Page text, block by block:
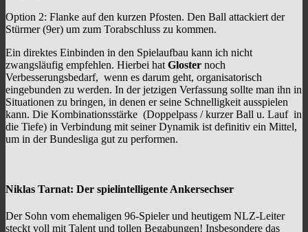
Option 2: Flanke auf den kurzen Pfosten. Den Ball attackiert der
Stürmer (9er) um zum Torabschluss zu kommen.
Ein direktes Einbinden in den Spielaufbau kann ich nicht
zwangsläufig empfehlen. Hierbei hat Gloster noch
Verbesserungsbedarf, wenn es darum geht, organisatorisch
eingebunden zu werden. In der jetzigen Verfassung sollte man ihn in
Situationen zu bringen, in denen er seine Schnelligkeit ausspielen
kann. Die Kombinationsstärke (Doppelpass / kurzer Ball u. Lauf in
die Tiefe) in Verbindung mit seiner Dynamik ist definitiv ein Mittel,
um in der Bundesliga gut zu performen.
Niklas Tarnat: Der spielintelligente Ankersechser
Der Sohn vom ehemaligen 96-Spieler und heutigem NLZ-Leiter
steckt voll mit Talent und tollen Begabungen! Insbesondere das